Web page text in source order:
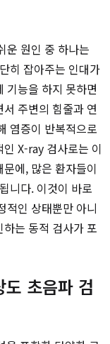
운 원인 중 하나는
히 잡아주는 인대가
기능을 하지 못하면
주변의 힘줄과 연
염증이 반복적으로
X-ray 검사로는 이
에, 많은 환자들이
니다. 이것이 바로
적인 상태뿐만 아니
는 동적 검사가 포
초음파 검